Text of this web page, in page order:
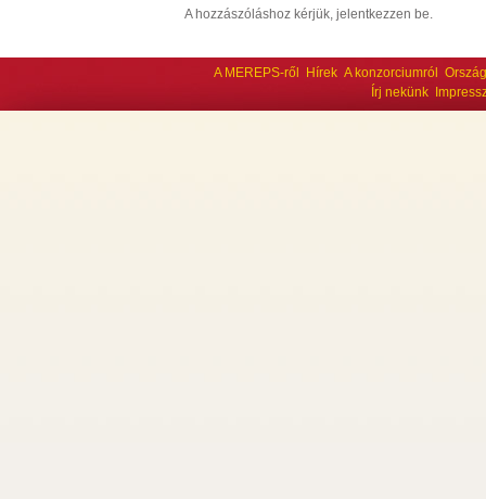
A hozzászóláshoz kérjük, jelentkezzen be.
A MEREPS-ről Hírek A konzorciumról
Írj nekünk